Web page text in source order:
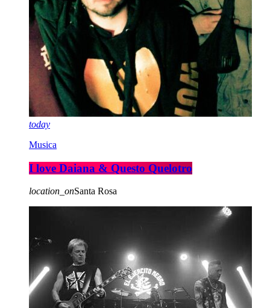
today
Musica
I love Daiana & Questo Quelotro
location_onSanta Rosa